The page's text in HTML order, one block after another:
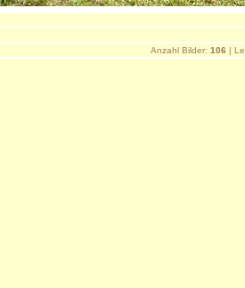
Anzahl Bilder: 106 |